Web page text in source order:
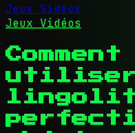
Jeux Vidéos
Jeux Vidéos